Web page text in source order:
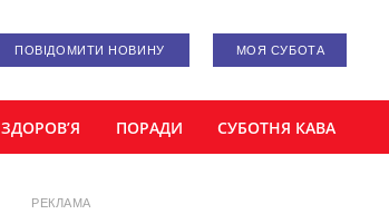
ПОВІДОМИТИ НОВИНУ МОЯ СУБОТА
ЗДОРОВ’Я ПОРАДИ СУБОТНЯ КАВА
РЕКЛАМА